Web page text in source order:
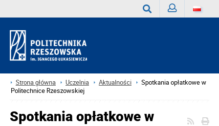
Strona główna Uczelnia Aktualności
Spotkania opłatkowe w
Politechnice Rzeszowskiej
Spotkania opłatkowe w